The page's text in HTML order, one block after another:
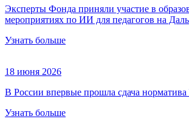
Эксперты Фонда приняли участие в
мероприятиях по ИИ для педагогов на
Узнать больше
18 июня 2026
В России впервые прошла сдача
Узнать больше